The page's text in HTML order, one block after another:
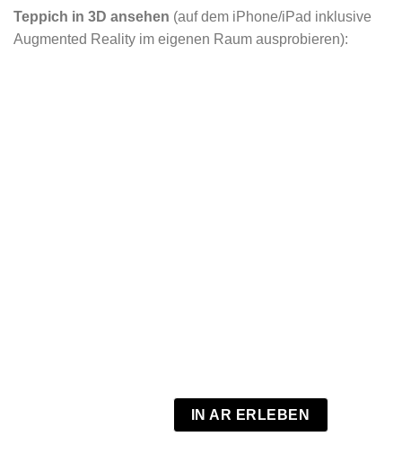
Teppich in 3D ansehen (auf dem iPhone/iPad inklusive
Augmented Reality im eigenen Raum ausprobieren):
IN AR ERLEBEN